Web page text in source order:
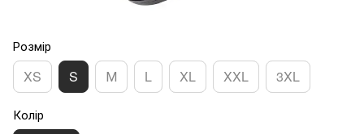
Розмір
XS S М L XL XXL 3XL
Колір